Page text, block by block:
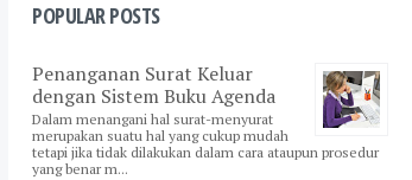
POPULAR POSTS
Penanganan Surat Keluar
dengan Sistem Buku Agenda
Dalam menangani hal surat-menyurat
merupakan suatu hal yang cukup mudah
tetapi jika tidak dilakukan dalam cara ataupun prosedur
yang benar m...